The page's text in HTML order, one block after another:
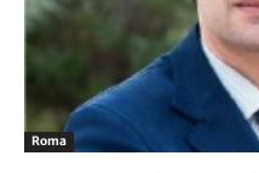
Roma